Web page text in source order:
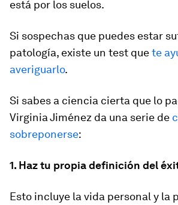
está por los suelos.
Si sospechas que puedes estar
patología, existe un test quete
averiguarlo.
Si sabes a ciencia cierta que lo
Virginia Jiménez da una serie de
sobreponerse:
1. Haz tu propia definición del
Esto incluye la vida personal y la